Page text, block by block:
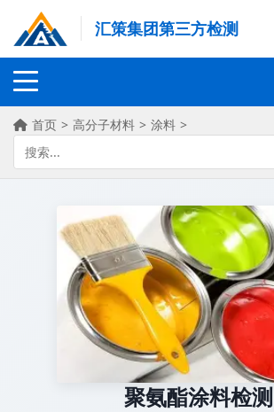
汇策集团第三方检测
首页 > 高分子材料 > 涂料 >
聚氨酯涂料检测